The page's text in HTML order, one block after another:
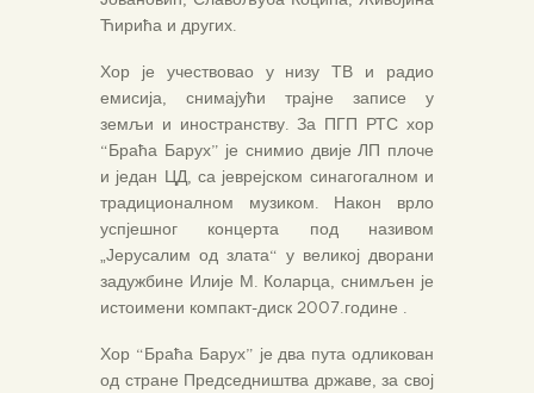
Ћирића и других.
Хор је учествовао у низу ТВ и радио
емисија, снимајући трајне записе у
земљи и иностранству. За ПГП РТС хор
“Браћа Барух” је снимио двије ЛП плоче
и један ЦД, са јеврејском синагогалном и
традиционалном музиком. Након врло
успјешног концерта под називом
„Јерусалим од злата“ у великој дворани
задужбине Илије М. Коларца, снимљен је
истоимени компакт-диск 2007.године .
Хор “Браћа Барух” је два пута одликован
од стране Председништва државе, за свој